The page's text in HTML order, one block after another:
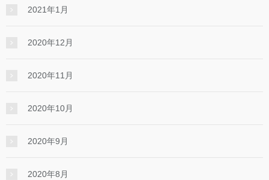
2021年1月
2020年12月
2020年11月
2020年10月
2020年9月
2020年8月